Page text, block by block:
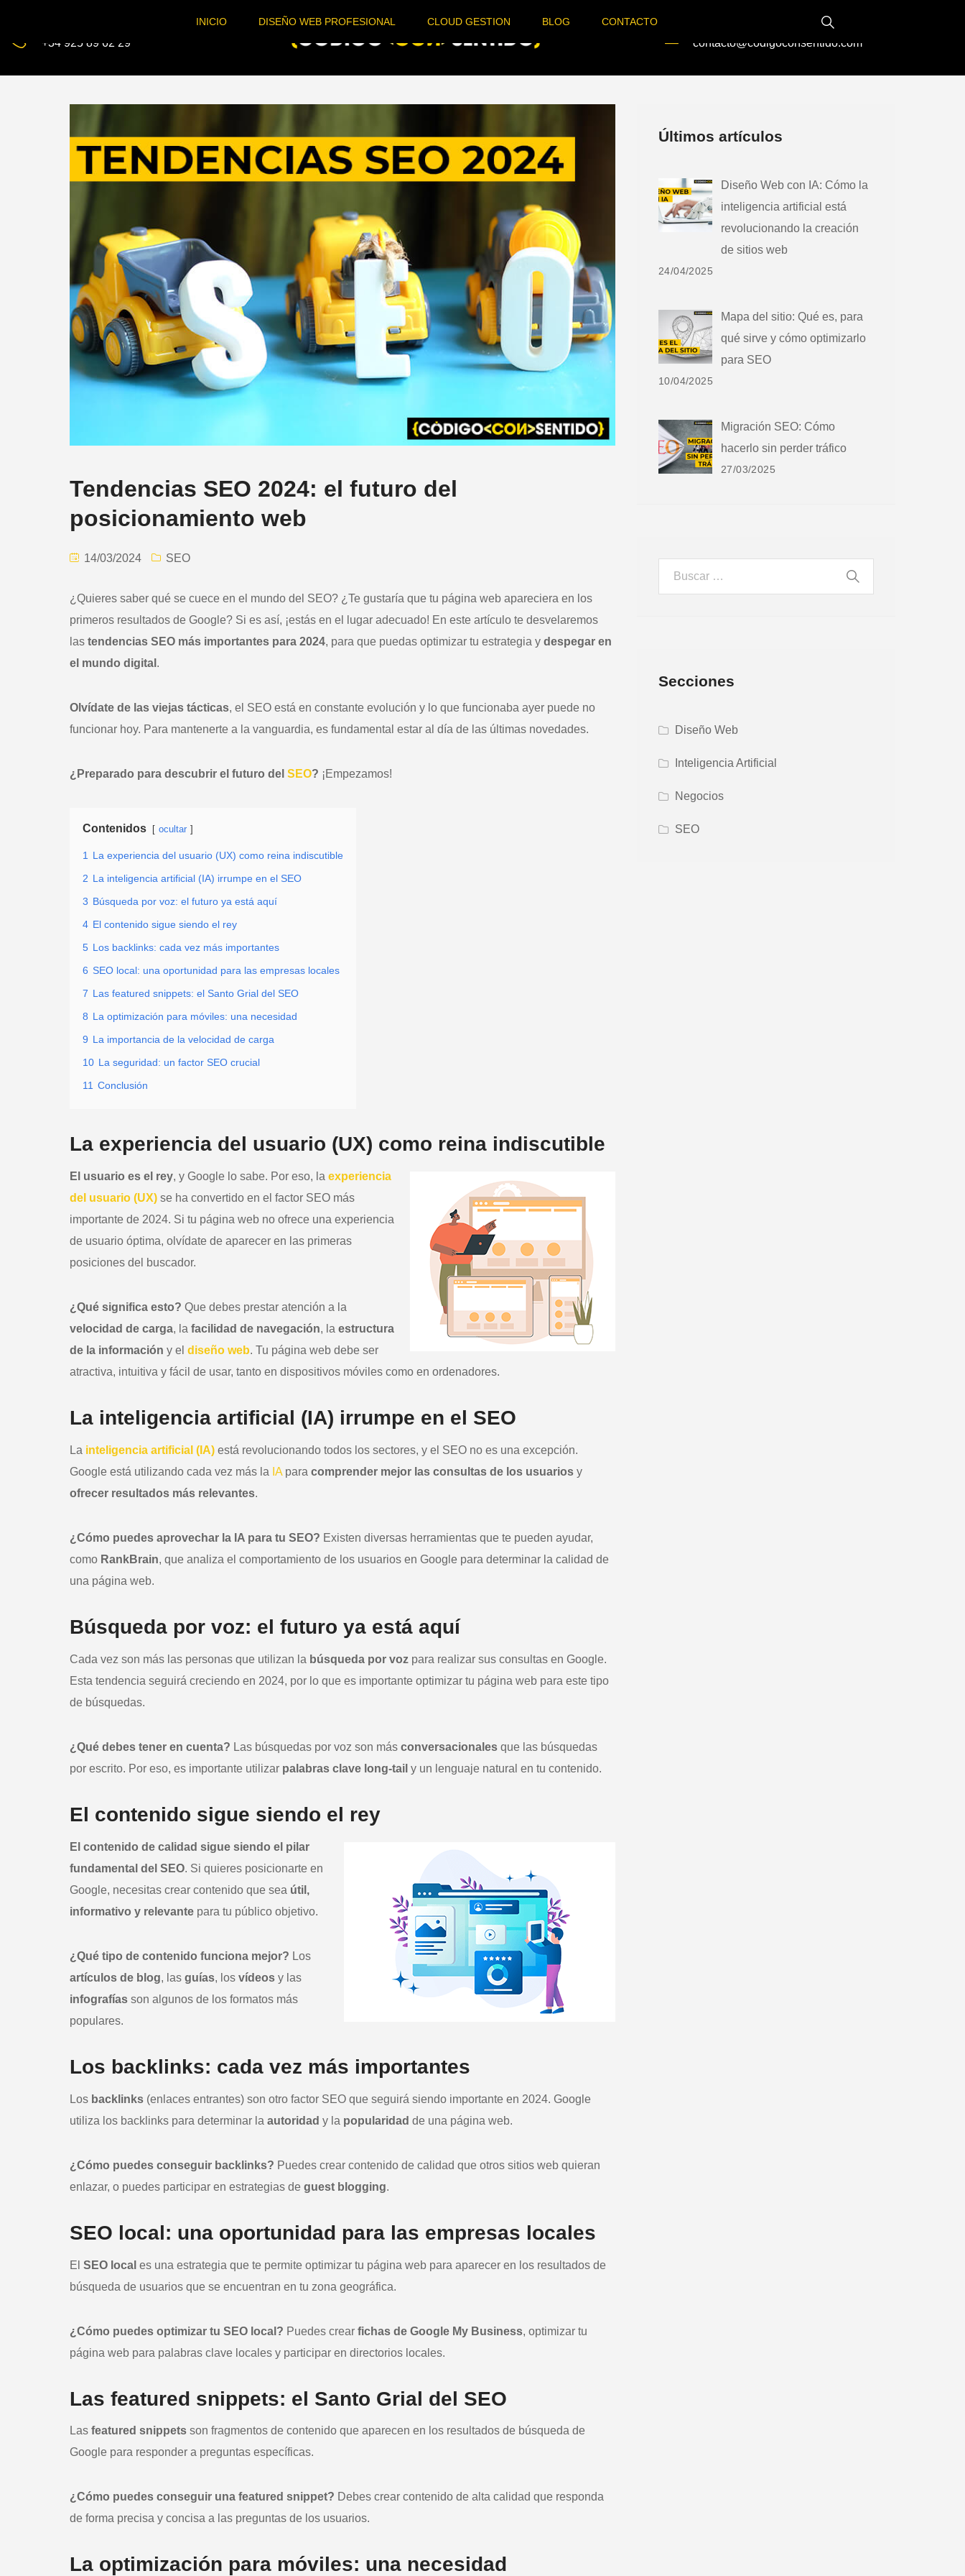
+34 925 89 62 29 contacto@codigoconsentido.com
INICIO DISEÑO WEB PROFESIONAL CLOUD GESTION BLOG CONTACTO
Tendencias SEO 2024: el futuro del
posicionamiento web
14/03/2024 SEO
¿Quieres saber qué se cuece en el mundo del SEO? ¿Te gustaría que tu página web apareciera en los
primeros resultados de Google? Si es así, ¡estás en el lugar adecuado! En este artículo te desvelaremos
las tendencias SEO más importantes para 2024, para que puedas optimizar tu estrategia y despegar en
el mundo digital .
Olvídate de las viejas tácticas, el SEO está en constante evolución y lo que funcionaba ayer puede no
funcionar hoy. Para mantenerte a la vanguardia, es fundamental estar al día de las últimas novedades.
¿Preparado para descubrir el futuro del SEO? ¡Empezamos!
Contenidos ocultar
1
La experiencia del usuario (UX) como reina indiscutible
2 La inteligencia artificial (IA) irrumpe en el SEO
3 Búsqueda por voz: el futuro ya está aquí
4 El contenido sigue siendo el rey
5 Los backlinks: cada vez más importantes
6 SEO local: una oportunidad para las empresas locales
7 Las featured snippets: el Santo Grial del SEO
8 La optimización para móviles: una necesidad
9 La importancia de la velocidad de carga
10 La seguridad: un factor SEO crucial
11 Conclusión
La experiencia del usuario (UX) como reina indiscutible
El usuario es el rey, y Google lo sabe. Por eso, la experiencia
del usuario (UX) se ha convertido en el factor SEO más
importante de 2024. Si tu página web no ofrece una experiencia
de usuario óptima, olvídate de aparecer en las primeras
posiciones del buscador.
¿Qué significa esto? Que debes prestar atención a la
velocidad de carga, la facilidad de navegación, la estructura
de la información y el diseño web. Tu página web debe ser
atractiva, intuitiva y fácil de usar, tanto en dispositivos móviles como en ordenadores.
La inteligencia artificial (IA) irrumpe en el SEO
La inteligencia artificial (IA) está revolucionando todos los sectores, y el SEO no es una excepción.
Google está utilizando cada vez más la IA para comprender mejor las consultas de los usuarios y
ofrecer resultados más relevantes.
¿Cómo puedes aprovechar la IA para tu SEO? Existen diversas herramientas que te pueden ayudar,
como RankBrain, que analiza el comportamiento de los usuarios en Google para determinar la calidad de
una página web.
Búsqueda por voz: el futuro ya está aquí
Cada vez son más las personas que utilizan la búsqueda por voz para realizar sus consultas en Google.
Esta tendencia seguirá creciendo en 2024, por lo que es importante optimizar tu página web para este tipo
de búsquedas.
¿Qué debes tener en cuenta? Las búsquedas por voz son más conversacionales que las búsquedas
por escrito. Por eso, es importante utilizar palabras clave long-tail y un lenguaje natural en tu contenido.
El contenido sigue siendo el rey
El contenido de calidad sigue siendo el pilar
fundamental del SEO. Si quieres posicionarte en
Google, necesitas crear contenido que sea útil,
informativo y relevante para tu público objetivo.
¿Qué tipo de contenido funciona mejor? Los
artículos de blog, las guías, los vídeos y las
infografías son algunos de los formatos más
populares.
Los backlinks: cada vez más importantes
Los backlinks (enlaces entrantes) son otro factor SEO que seguirá siendo importante en 2024. Google
utiliza los backlinks para determinar la autoridad y la popularidad de una página web.
¿Cómo puedes conseguir backlinks? Puedes crear contenido de calidad que otros sitios web quieran
enlazar, o puedes participar en estrategias de guest blogging.
SEO local: una oportunidad para las empresas locales
El SEO local es una estrategia que te permite optimizar tu página web para aparecer en los resultados de
búsqueda de usuarios que se encuentran en tu zona geográfica.
¿Cómo puedes optimizar tu SEO local? Puedes crear fichas de Google My Business, optimizar tu
página web para palabras clave locales y participar en directorios locales.
Las featured snippets: el Santo Grial del SEO
Las featured snippets son fragmentos de contenido que aparecen en los resultados de búsqueda de
Google para responder a preguntas específicas.
¿Cómo puedes conseguir una featured snippet? Debes crear contenido de alta calidad que responda
de forma precisa y concisa a las preguntas de los usuarios.
La optimización para móviles: una necesidad
Últimos artículos
Diseño Web con IA: Cómo la
inteligencia artificial está
revolucionando la creación
de sitios web
24/04/2025
Mapa del sitio: Qué es, para
qué sirve y cómo optimizarlo
para SEO
10/04/2025
Migración SEO: Cómo
hacerlo sin perder tráfico
27/03/2025
Secciones
Diseño Web
Inteligencia Artificial
Negocios
SEO